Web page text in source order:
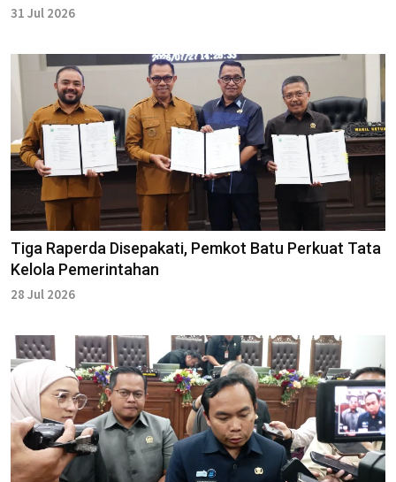
31 Jul 2026
Tiga Raperda Disepakati, Pemkot Batu Perkuat Tata
Kelola Pemerintahan
28 Jul 2026